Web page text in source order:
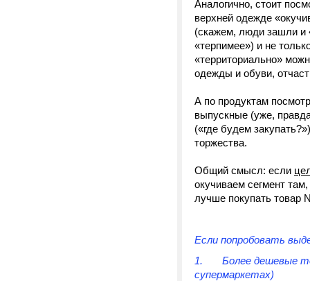
Аналогично, стоит
верхней одежде
(скажем, люди зашли и
«терпимее») и не
«территориально»
одежды и обуви,
А по продуктам
выпускные (уже,
(«где будем
торжества.
Общий смысл: если
окучиваем сегмент
лучше покупать товар
Если попробовать
1. Более дешевые
супермаркетах)